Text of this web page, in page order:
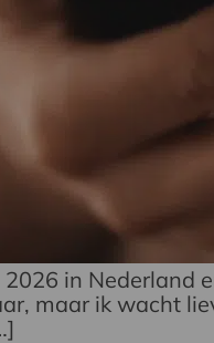
in Nederland
maar ik wacht